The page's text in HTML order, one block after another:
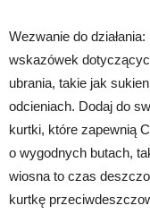
Wezwanie do
wskazówek
ubrania, takie jak
odcieniach. Dodaj do
kurtki, które zapewnią
o wygodnych butach,
wiosna to czas
kurtkę